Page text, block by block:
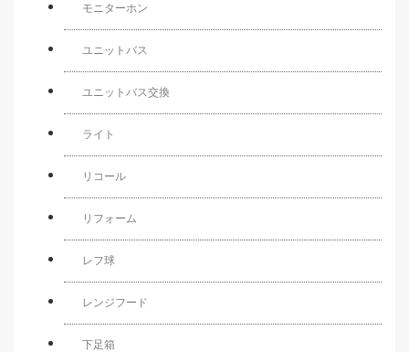
モニターホン
ユニットバス
ユニットバス交換
ライト
リコール
リフォーム
レフ球
レンジフード
下足箱